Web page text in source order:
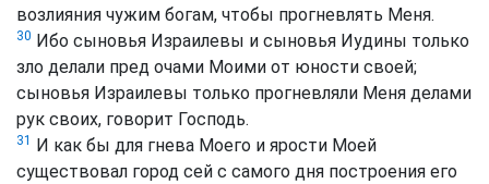
возлияния чужим богам, чтобы прогневлять Меня.
30 Ибо сыновья Израилевы и сыновья Иудины только
зло делали пред очами Моими от юности своей;
сыновья Израилевы только прогневляли Меня делами
рук своих, говорит Господь.
31 И как бы для гнева Моего и ярости Моей
существовал город сей с самого дня построения его